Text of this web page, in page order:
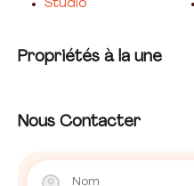
Studio
Propriétés à la une
Nous Contacter